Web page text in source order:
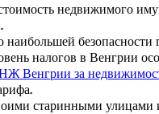
недвижимого
налогов в Венгрии
Венгрии за
старинными улицами